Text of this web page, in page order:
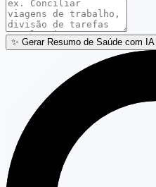
✨ Gerar Resumo de Saúde com IA